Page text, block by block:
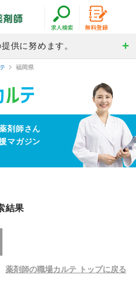
供に努めます。
福岡県
剤師さん
マガジン
結果
薬剤師の職場カルテ トップに戻る